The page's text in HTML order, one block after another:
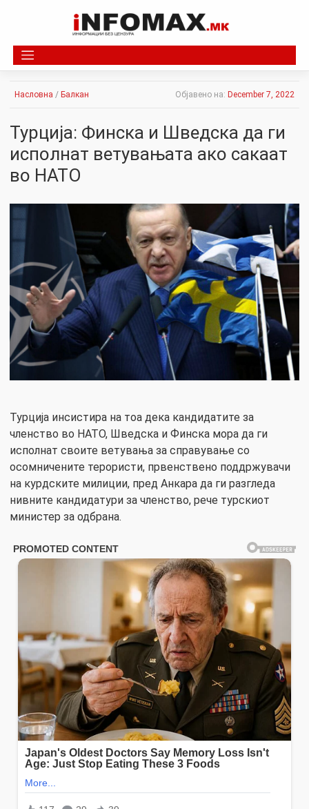
Насловна / Балкан Објавено на: December 7, 2022
Турција: Финска и Шведска да ги
исполнат ветувањата ако сакаат
во НАТО
Турција инсистира на тоа дека кандидатите за
членство во НАТО, Шведска и Финска мора да ги
исполнат своите ветувања за справување со
осомничените терористи, првенствено поддржувачи
на курдските милиции, пред Анкара да ги разгледа
нивните кандидатури за членство, рече турскиот
министер за одбрана.